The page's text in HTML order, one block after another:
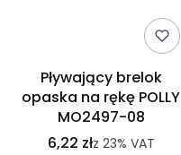
Pływający brelok
opaska na rękę POLLY
MO2497-08
6,22 złz 23% VAT